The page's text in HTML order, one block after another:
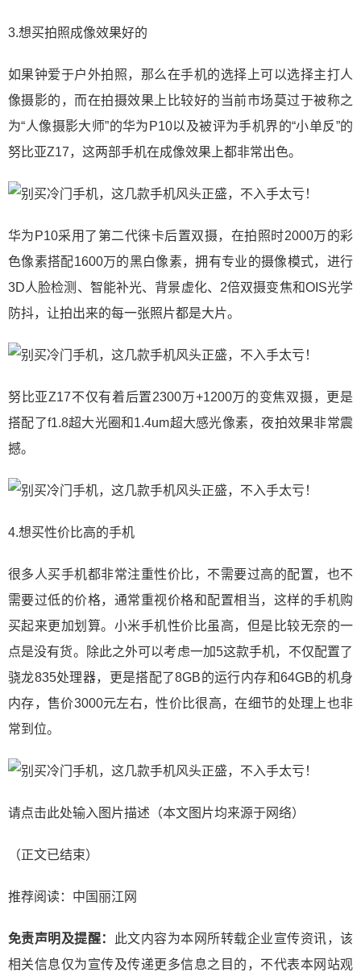
3.想买拍照成像效果好的
如果钟爱于户外拍照，那么在手机的选择上可以选择主打人
像摄影的，而在拍摄效果上比较好的当前市场莫过于被称之
为“人像摄影大师”的华为P10以及被评为手机界的“小单反”的
努比亚Z17，这两部手机在成像效果上都非常出色。
华为P10采用了第二代徕卡后置双摄，在拍照时2000万的彩
色像素搭配1600万的黑白像素，拥有专业的摄像模式，进行
3D人脸检测、智能补光、背景虚化、2倍双摄变焦和OIS光学
防抖，让拍出来的每一张照片都是大片。
努比亚Z17不仅有着后置2300万+1200万的变焦双摄，更是
搭配了f1.8超大光圈和1.4um超大感光像素，夜拍效果非常震
撼。
4.想买性价比高的手机
很多人买手机都非常注重性价比，不需要过高的配置，也不
需要过低的价格，通常重视价格和配置相当，这样的手机购
买起来更加划算。小米手机性价比虽高，但是比较无奈的一
点是没有货。除此之外可以考虑一加5这款手机，不仅配置了
骁龙835处理器，更是搭配了8GB的运行内存和64GB的机身
内存，售价3000元左右，性价比很高，在细节的处理上也非
常到位。
请点击此处输入图片描述 （本文图片均来源于网络）
（正文已结束）
推荐阅读： 中国丽江网
免责声明及提醒：
此文内容为本网所转载企业宣传资讯，该
相关信息仅为宣传及传递更多信息之目的，不代表本网站观